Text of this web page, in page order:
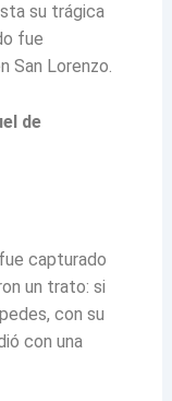
su trágica
fue
San Lorenzo.
de
capturado
un trato: si
con su
con una